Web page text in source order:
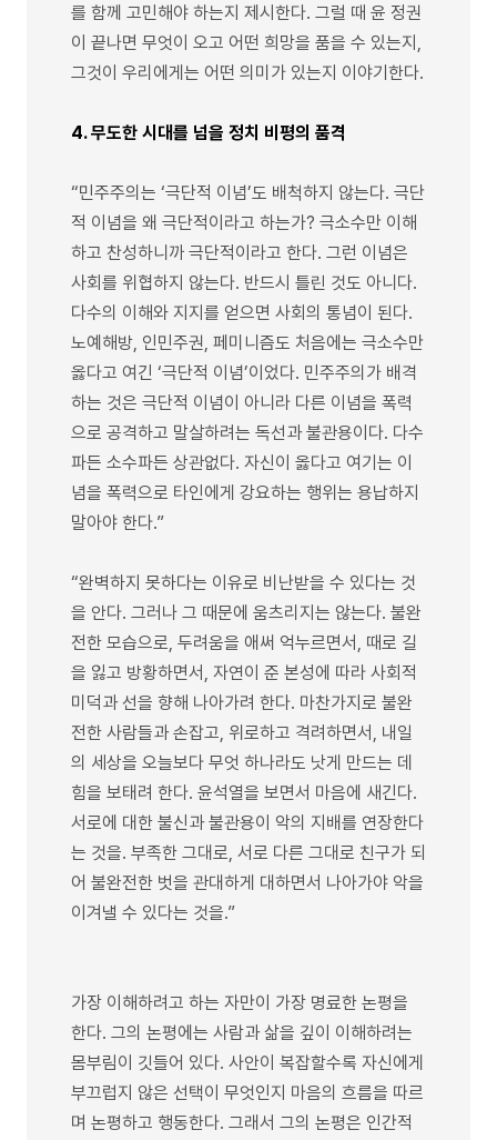
를 함께 고민해야 하는지 제시한다. 그럴 때 윤 정권
이 끝나면 무엇이 오고 어떤 희망을 품을 수 있는지,
그것이 우리에게는 어떤 의미가 있는지 이야기한다.
4. 무도한 시대를 넘을 정치 비평의 품격
“민주주의는 ‘극단적 이념’도 배척하지 않는다. 극단
적 이념을 왜 극단적이라고 하는가? 극소수만 이해
하고 찬성하니까 극단적이라고 한다. 그런 이념은
사회를 위협하지 않는다. 반드시 틀린 것도 아니다.
다수의 이해와 지지를 얻으면 사회의 통념이 된다.
노예해방, 인민주권, 페미니즘도 처음에는 극소수만
옳다고 여긴 ‘극단적 이념’이었다. 민주주의가 배격
하는 것은 극단적 이념이 아니라 다른 이념을 폭력
으로 공격하고 말살하려는 독선과 불관용이다. 다수
파든 소수파든 상관없다. 자신이 옳다고 여기는 이
념을 폭력으로 타인에게 강요하는 행위는 용납하지
말아야 한다.”
“완벽하지 못하다는 이유로 비난받을 수 있다는 것
을 안다. 그러나 그 때문에 움츠리지는 않는다. 불완
전한 모습으로, 두려움을 애써 억누르면서, 때로 길
을 잃고 방황하면서, 자연이 준 본성에 따라 사회적
미덕과 선을 향해 나아가려 한다. 마찬가지로 불완
전한 사람들과 손잡고, 위로하고 격려하면서, 내일
의 세상을 오늘보다 무엇 하나라도 낫게 만드는 데
힘을 보태려 한다. 윤석열을 보면서 마음에 새긴다.
서로에 대한 불신과 불관용이 악의 지배를 연장한다
는 것을. 부족한 그대로, 서로 다른 그대로 친구가 되
어 불완전한 벗을 관대하게 대하면서 나아가야 악을
이겨낼 수 있다는 것을.”
가장 이해하려고 하는 자만이 가장 명료한 논평을
한다. 그의 논평에는 사람과 삶을 깊이 이해하려는
몸부림이 깃들어 있다. 사안이 복잡할수록 자신에게
부끄럽지 않은 선택이 무엇인지 마음의 흐름을 따르
며 논평하고 행동한다. 그래서 그의 논평은 인간적